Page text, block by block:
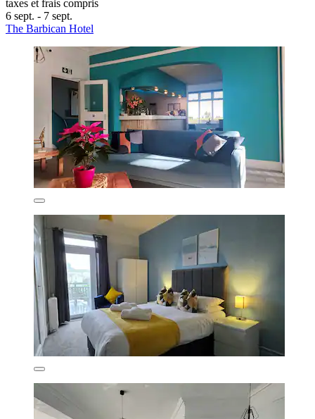
taxes et frais compris
6 sept. - 7 sept.
The Barbican Hotel